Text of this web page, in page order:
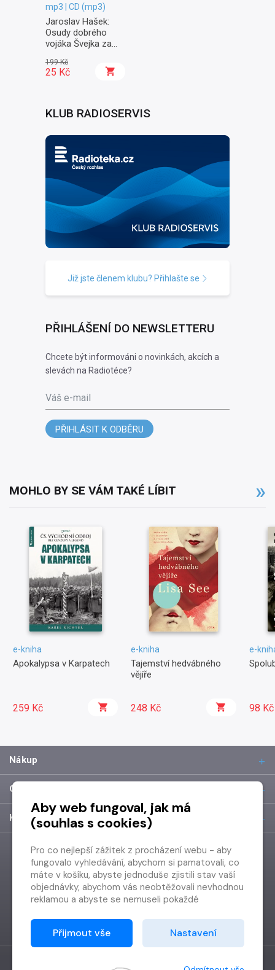
mp3 | CD (mp3)
Jaroslav Hašek:
Osudy dobrého
vojáka Švejka za
Na frontě
199 Kč
25 Kč
KLUB RADIOSERVIS
Již jste členem klubu? Přihlašte se
PŘIHLÁŠENÍ DO NEWSLETTERU
Chcete být informováni o novinkách, akcích a
slevách na Radiotéce?
Váš e-mail
PŘIHLÁSIT K ODBĚRU
MOHLO BY SE VÁM TAKÉ LÍBIT
e-kniha
Apokalypsa v Karpatech
259 Kč
e-kniha
Tajemství hedvábného
vějíře
248 Kč
e-
98 Kč
Nákup
O společnosti
Kontakt
Aby web fungoval, jak má
(souhlas s cookies)
Pro co nejlepší zážitek z procházení webu - aby
fungovalo vyhledávání, abychom si pamatovali, co
máte v košíku, abyste jednoduše zjistili stav vaší
objednávky, abychom vás neobtěžovali nevhodnou
reklamou a abyste se nemuseli pokaždé
Proto od vás potřebujeme souhlas se
zpracováním souborů cookies
Přijmout vše Nastavení